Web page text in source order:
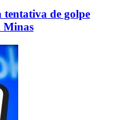
tentativa de golpe
Minas